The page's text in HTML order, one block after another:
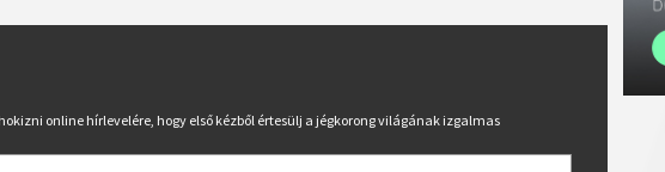
online hírlevelére, hogy első kézből értesülj a jégkorong világának izgalmas